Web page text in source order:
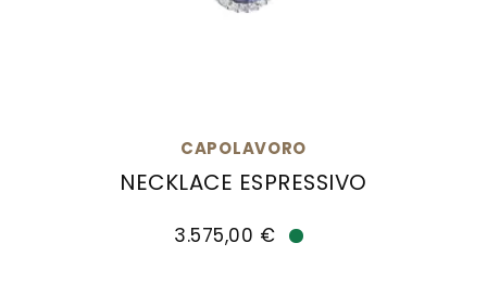
CAPOLAVORO
NECKLACE ESPRESSIVO
3.575,00 €